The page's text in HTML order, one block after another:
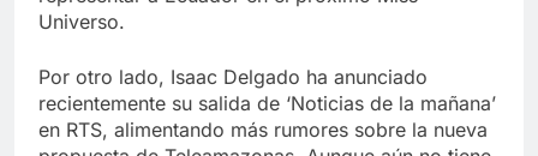
Universo.
Por otro lado, Isaac Delgado ha anunciado
recientemente su salida de ‘Noticias de la mañana’
en RTS, alimentando más rumores sobre la nueva